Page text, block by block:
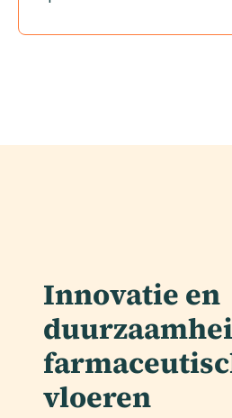
Innovatie en
vloeren